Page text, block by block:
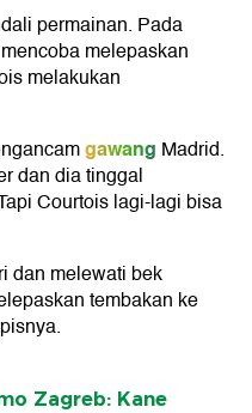
permainan. Pada
melepaskan
melakukan
gawang Madrid.
dan dia tinggal
Courtois lagi-lagi bisa
dan melewati bek
tembakan ke
Zagreb: Kane